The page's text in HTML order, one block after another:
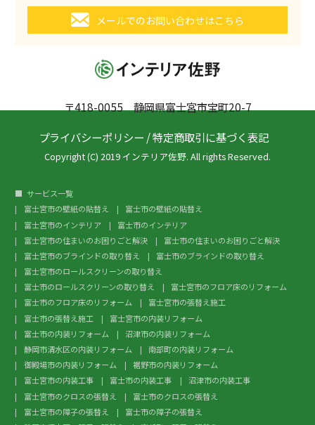
〒418-0055 静岡県富士宮市宝町20-7
メールでのお問い合わせはこちら
プライバシーポリシー /特定商取引に基づく表記
Copyright (C) 2019 インテリア佐野. All rights Reserved.
サービス一覧
富士宮市の壁紙の貼替え
富士市の壁紙の貼替え
富士宮市のインテリア
富士市のインテリア
富士宮市の住まいのお困りごと解決
富士市の住まいのお困りごと解決
富士宮市のブラインドの取り替え
富士市のブラインドの取り替え
富士宮市のロールスクリーンの取り替え
富士市のロールスクリーンの取り替え
富士宮市のフロア床のリフォーム
富士市のフロア床のリフォーム
富士宮市の張替え施工
富士市の張替え施工
富士宮市の内装リフォーム
富士市の内装リフォーム
沼津市の内装リフォーム
静岡市清水区の内装リフォーム
南部町の内装リフォーム
御殿場市の内装リフォーム
裾野市の内装リフォーム
富士宮市の内装工事
富士市の内装工事
沼津市の内装工事
富士宮市のクロスの張替え
富士市のクロスの張替え
富士宮市の障子の張替え
富士市の障子の張替え